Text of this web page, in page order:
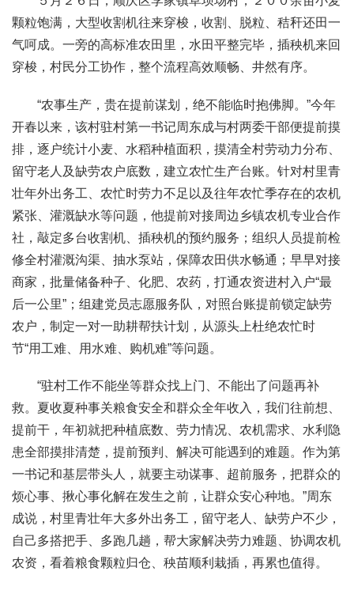
颗粒饱满，大型收割机往来穿梭，收割、脱粒、秸秆还田一
气呵成。一旁的高标准农田里，水田平整完毕，插秧机来回
穿梭，村民分工协作，整个流程高效顺畅、井然有序。
“农事生产，贵在提前谋划，绝不能临时抱佛脚。”今年
开春以来，该村驻村第一书记周东成与村两委干部便提前摸
排，逐户统计小麦、水稻种植面积，摸清全村劳动力分布、
留守老人及缺劳农户底数，建立农忙生产台账。针对村里青
壮年外出务工、农忙时劳力不足以及往年农忙季存在的农机
紧张、灌溉缺水等问题，他提前对接周边乡镇农机专业合作
社，敲定多台收割机、插秧机的预约服务；组织人员提前检
修全村灌溉沟渠、抽水泵站，保障农田供水畅通；早早对接
商家，批量储备种子、化肥、农药，打通农资进村入户“最
后一公里”；组建党员志愿服务队，对照台账提前锁定缺劳
农户，制定一对一助耕帮扶计划，从源头上杜绝农忙时
节“用工难、用水难、购机难”等问题。
“驻村工作不能坐等群众找上门、不能出了问题再补
救。夏收夏种事关粮食安全和群众全年收入，我们往前想、
提前干，年初就把种植底数、劳力情况、农机需求、水利隐
患全部摸排清楚，提前预判、解决可能遇到的难题。作为第
一书记和基层带头人，就要主动谋事、超前服务，把群众的
烦心事、揪心事化解在发生之前，让群众安心种地。”周东
成说，村里青壮年大多外出务工，留守老人、缺劳户不少，
自己多搭把手、多跑几趟，帮大家解决劳力难题、协调农机
农资，看着粮食颗粒归仓、秧苗顺利栽插，再累也值得。